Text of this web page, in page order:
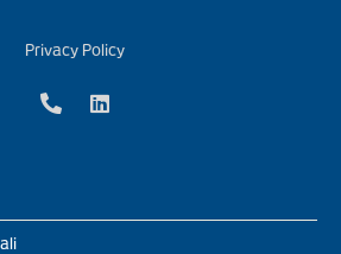
Privacy Policy